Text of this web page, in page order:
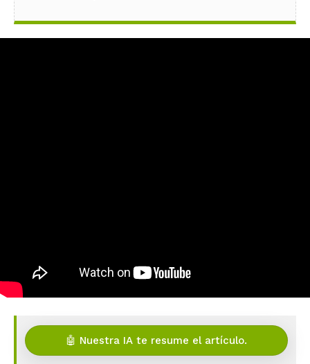
🤖 Nuestra IA te resume el artículo.